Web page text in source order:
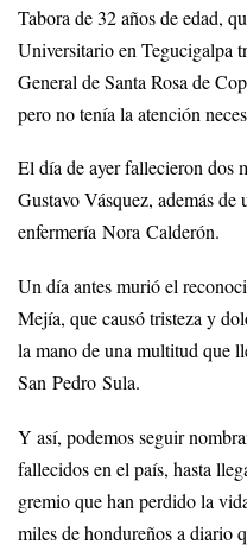
Tabora de 32 años de edad,
Universitario en Tegucigalpa
General de Santa Rosa de
pero no tenía la atención
El día de ayer fallecieron dos
Gustavo Vásquez, además de
enfermería Nora Calderón.
Un día antes murió el
Mejía, que causó tristeza y
la mano de una multitud que
San Pedro Sula.
Y así, podemos seguir
fallecidos en el país, hasta
gremio que han perdido la
miles de hondureños a diario